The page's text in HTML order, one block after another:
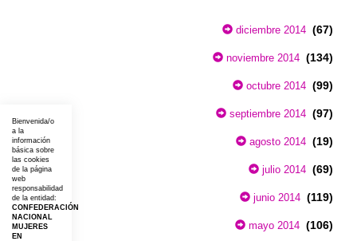
diciembre 2014 (67)
noviembre 2014 (134)
octubre 2014 (99)
septiembre 2014 (97)
agosto 2014 (19)
julio 2014 (69)
junio 2014 (119)
mayo 2014 (106)
Bienvenida/o
a la
información
básica sobre
las cookies
de la página
web
responsabilidad
de la entidad:
CONFEDERACIÓN
NACIONAL
MUJERES
EN